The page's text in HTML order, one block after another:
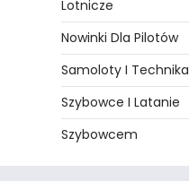
Lotnicze
Nowinki Dla Pilotów
Samoloty I Technika
Szybowce I Latanie
Szybowcem